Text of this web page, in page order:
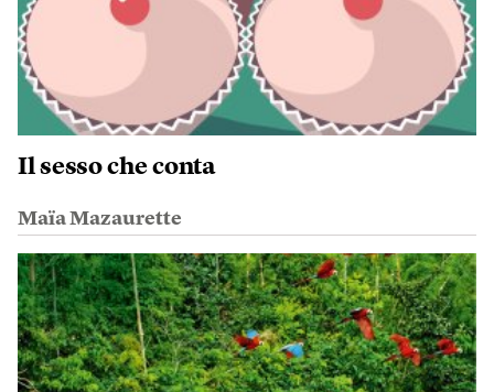
Il sesso che conta
Maïa Mazaurette